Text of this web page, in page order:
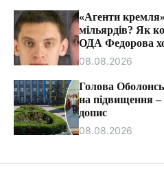
«Агенти
мільярдів? Як
ОДА Федорова
ярликами
08.08.2026
Голова
на підвищення
допис
08.08.2026